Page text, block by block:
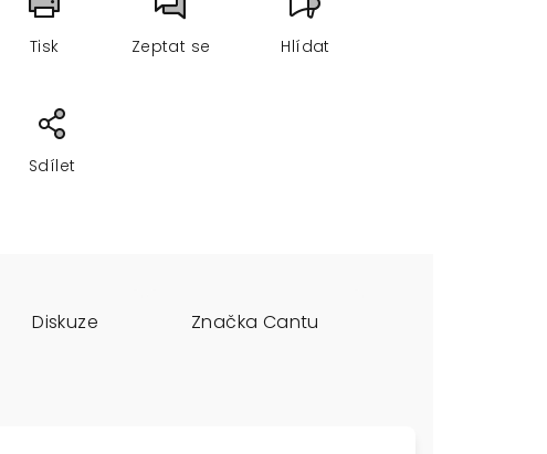
Tisk Zeptat se Hlídat
Sdílet
Diskuze Značka Cantu